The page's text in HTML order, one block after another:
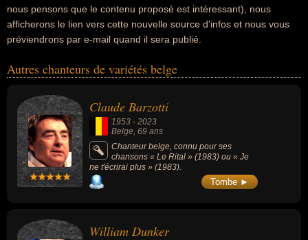
nous pensons que le contenu proposé est intéressant), nous
afficherons le lien vers cette nouvelle source d'infos et nous vous
préviendrons par e-mail quand il sera publié.
Autres chanteurs de variétés belge
Claude Barzotti
1953 - 2023
Belge, 69 ans
Chanteur belge, connu pour ses
chansons « Le Rital » (1983) ou « Je
ne t'écrirai plus » (1983).
Tombe ►
William Dunker